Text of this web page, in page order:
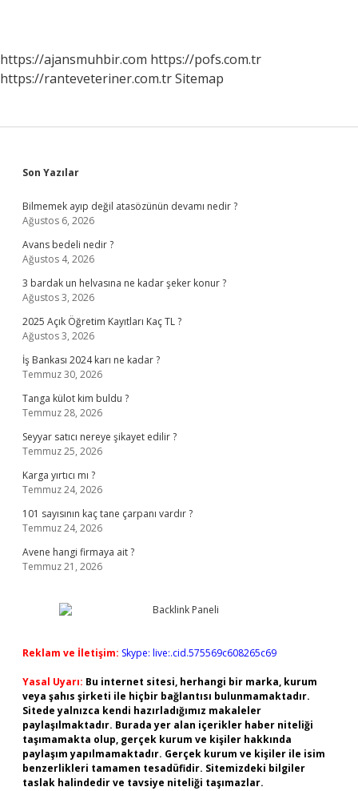
https://ajansmuhbir.com https://pofs.com.tr
https://ranteveteriner.com.trSitemap
Sidebar
Son Yazılar
Bilmemek ayıp değil atasözünün devamı nedir ?
Ağustos 6, 2026
Avans bedeli nedir ?
Ağustos 4, 2026
3 bardak un helvasına ne kadar şeker konur ?
Ağustos 3, 2026
2025 Açık Öğretim Kayıtları Kaç TL ?
Ağustos 3, 2026
İş Bankası 2024 karı ne kadar ?
Temmuz 30, 2026
Tanga külot kim buldu ?
Temmuz 28, 2026
Seyyar satıcı nereye şikayet edilir ?
Temmuz 25, 2026
Karga yırtıcı mı ?
Temmuz 24, 2026
101 sayısının kaç tane çarpanı vardır ?
Temmuz 24, 2026
Avene hangi firmaya ait ?
Temmuz 21, 2026
Reklam ve İletişim: Skype: live:.cid.575569c608265c69
Yasal Uyarı: Bu internet sitesi, herhangi bir marka, kurum
veya şahıs şirketi ile hiçbir bağlantısı bulunmamaktadır.
Sitede yalnızca kendi hazırladığımız makaleler
paylaşılmaktadır. Burada yer alan içerikler haber niteliği
taşımamakta olup, gerçek kurum ve kişiler hakkında
paylaşım yapılmamaktadır. Gerçek kurum ve kişiler ile isim
benzerlikleri tamamen tesadüfidir. Sitemizdeki bilgiler
taslak halindedir ve tavsiye niteliği taşımazlar.